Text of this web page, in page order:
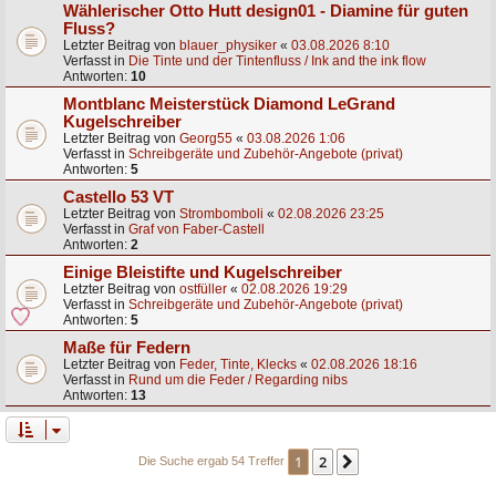
Wählerischer Otto Hutt design01 - Diamine für guten
Fluss?
Letzter Beitrag von blauer_physiker « 03.08.2026 8:10
Verfasst in Die Tinte und der Tintenfluss / Ink and the ink flow
Antworten: 10
Montblanc Meisterstück Diamond LeGrand
Kugelschreiber
Letzter Beitrag von Georg55 « 03.08.2026 1:06
Verfasst in Schreibgeräte und Zubehör-Angebote (privat)
Antworten: 5
Castello 53 VT
Letzter Beitrag von Strombomboli « 02.08.2026 23:25
Verfasst in Graf von Faber-Castell
Antworten: 2
Einige Bleistifte und Kugelschreiber
Letzter Beitrag von ostfüller « 02.08.2026 19:29
Verfasst in Schreibgeräte und Zubehör-Angebote (privat)
Antworten: 5
Maße für Federn
Letzter Beitrag von Feder, Tinte, Klecks « 02.08.2026 18:16
Verfasst in Rund um die Feder / Regarding nibs
Antworten: 13
Die Suche ergab 54 Treffer 1 2